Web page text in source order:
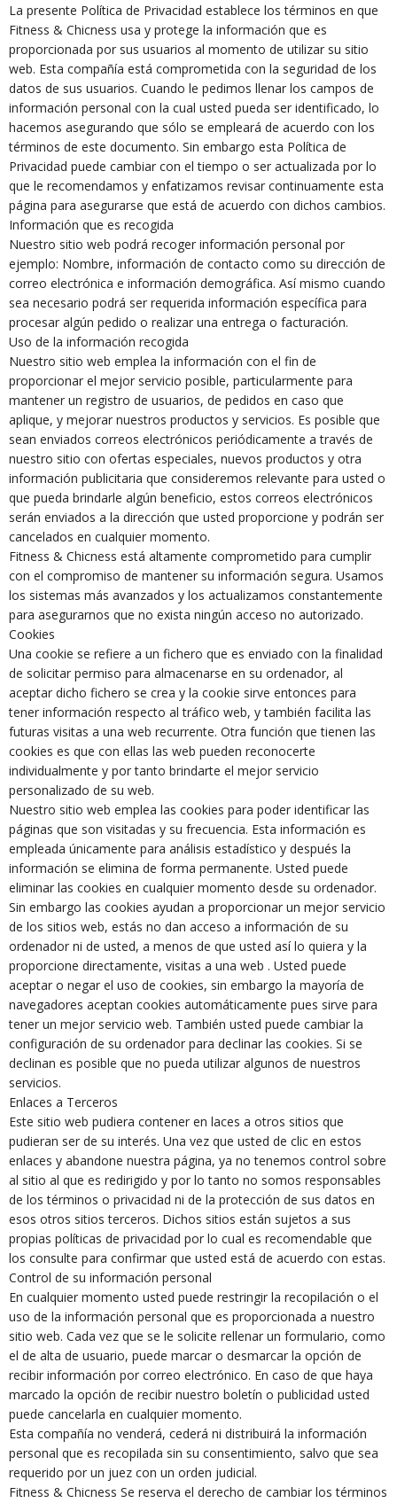
La presente Política de Privacidad establece los términos en que
Fitness & Chicness usa y protege la información que es
proporcionada por sus usuarios al momento de utilizar su sitio
web. Esta compañía está comprometida con la seguridad de los
datos de sus usuarios. Cuando le pedimos llenar los campos de
información personal con la cual usted pueda ser identificado, lo
hacemos asegurando que sólo se empleará de acuerdo con los
términos de este documento. Sin embargo esta Política de
Privacidad puede cambiar con el tiempo o ser actualizada por lo
que le recomendamos y enfatizamos revisar continuamente esta
página para asegurarse que está de acuerdo con dichos cambios.
Información que es recogida
Nuestro sitio web podrá recoger información personal por
ejemplo: Nombre, información de contacto como su dirección de
correo electrónica e información demográfica. Así mismo cuando
sea necesario podrá ser requerida información específica para
procesar algún pedido o realizar una entrega o facturación.
Uso de la información recogida
Nuestro sitio web emplea la información con el fin de
proporcionar el mejor servicio posible, particularmente para
mantener un registro de usuarios, de pedidos en caso que
aplique, y mejorar nuestros productos y servicios. Es posible que
sean enviados correos electrónicos periódicamente a través de
nuestro sitio con ofertas especiales, nuevos productos y otra
información publicitaria que consideremos relevante para usted o
que pueda brindarle algún beneficio, estos correos electrónicos
serán enviados a la dirección que usted proporcione y podrán ser
cancelados en cualquier momento.
Fitness & Chicness está altamente comprometido para cumplir
con el compromiso de mantener su información segura. Usamos
los sistemas más avanzados y los actualizamos constantemente
para asegurarnos que no exista ningún acceso no autorizado.
Cookies
Una cookie se refiere a un fichero que es enviado con la finalidad
de solicitar permiso para almacenarse en su ordenador, al
aceptar dicho fichero se crea y la cookie sirve entonces para
tener información respecto al tráfico web, y también facilita las
futuras visitas a una web recurrente. Otra función que tienen las
cookies es que con ellas las web pueden reconocerte
individualmente y por tanto brindarte el mejor servicio
personalizado de su web.
Nuestro sitio web emplea las cookies para poder identificar las
páginas que son visitadas y su frecuencia. Esta información es
empleada únicamente para análisis estadístico y después la
información se elimina de forma permanente. Usted puede
eliminar las cookies en cualquier momento desde su ordenador.
Sin embargo las cookies ayudan a proporcionar un mejor servicio
de los sitios web, estás no dan acceso a información de su
ordenador ni de usted, a menos de que usted así lo quiera y la
proporcione directamente, visitas a una web . Usted puede
aceptar o negar el uso de cookies, sin embargo la mayoría de
navegadores aceptan cookies automáticamente pues sirve para
tener un mejor servicio web. También usted puede cambiar la
configuración de su ordenador para declinar las cookies. Si se
declinan es posible que no pueda utilizar algunos de nuestros
servicios.
Enlaces a Terceros
Este sitio web pudiera contener en laces a otros sitios que
pudieran ser de su interés. Una vez que usted de clic en estos
enlaces y abandone nuestra página, ya no tenemos control sobre
al sitio al que es redirigido y por lo tanto no somos responsables
de los términos o privacidad ni de la protección de sus datos en
esos otros sitios terceros. Dichos sitios están sujetos a sus
propias políticas de privacidad por lo cual es recomendable que
los consulte para confirmar que usted está de acuerdo con estas.
Control de su información personal
En cualquier momento usted puede restringir la recopilación o el
uso de la información personal que es proporcionada a nuestro
sitio web. Cada vez que se le solicite rellenar un formulario, como
el de alta de usuario, puede marcar o desmarcar la opción de
recibir información por correo electrónico. En caso de que haya
marcado la opción de recibir nuestro boletín o publicidad usted
puede cancelarla en cualquier momento.
Esta compañía no venderá, cederá ni distribuirá la información
personal que es recopilada sin su consentimiento, salvo que sea
requerido por un juez con un orden judicial.
Fitness & Chicness Se reserva el derecho de cambiar los términos